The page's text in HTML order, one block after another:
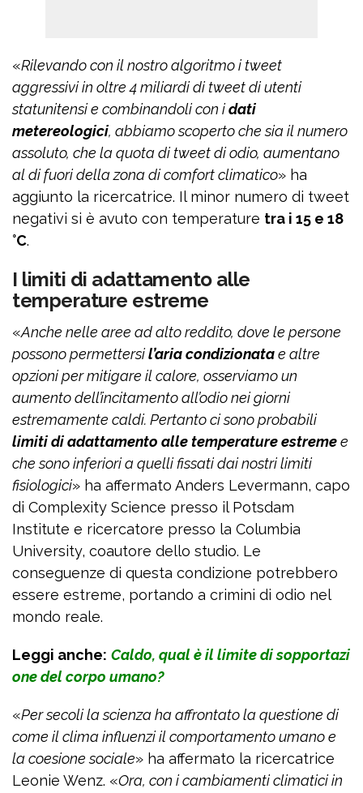
«Rilevando con il nostro algoritmo i tweet
aggressivi in oltre 4 miliardi di tweet di utenti
statunitensi e combinandoli con idati
metereologici, abbiamo scoperto che sia il numero
assoluto, che la quota di tweet di odio, aumentano
al di fuori della zona di comfort climatico» ha
aggiunto la ricercatrice. Il minor numero di tweet
negativi si è avuto con temperature tra i 15 e 18
°C.
I limiti di adattamento alle
temperature estreme
«Anche nelle aree ad alto reddito, dove le persone
possono permettersil’aria condizionatae altre
opzioni per mitigare il calore, osserviamo un
aumento dell’incitamento all’odio nei giorni
estremamente caldi. Pertanto ci sono probabili
limiti di adattamento alle temperature estremee
che sono inferiori a quelli fissati dai nostri limiti
fisiologici» ha affermato Anders Levermann, capo
di Complexity Science presso il Potsdam
Institute e ricercatore presso la Columbia
University, coautore dello studio. Le
conseguenze di questa condizione potrebbero
essere estreme, portando a crimini di odio nel
mondo reale.
Leggi anche: Caldo, qual è il limite di sopportazi
one del corpo umano?
«Per secoli la scienza ha affrontato la questione di
come il clima influenzi il comportamento umano e
la coesione sociale» ha affermato la ricercatrice
Leonie Wenz. «Ora, con i cambiamenti climatici in